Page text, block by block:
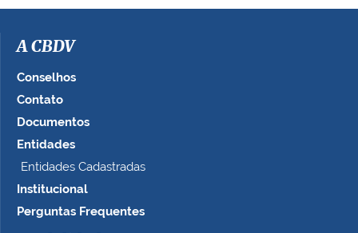
A CBDV
Conselhos
Contato
Documentos
Entidades
Entidades Cadastradas
Institucional
Perguntas Frequentes